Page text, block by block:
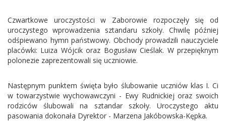
Czwartkowe uroczystości w Zaborowie rozpoczęły się od
uroczystego wprowadzenia sztandaru szkoły. Chwilę później
odśpiewano hymn państwowy. Obchody prowadzili nauczyciele
placówki: Luiza Wójcik oraz Bogusław Cieślak. W przepięknym
polonezie zaprezentowali się uczniowie.
Następnym punktem święta było ślubowanie uczniów klas I. Ci
w towarzystwie wychowawczyni - Ewy Rudnickiej oraz swoich
rodziców ślubowali na sztandar szkoły. Uroczystego aktu
pasowania dokonała Dyrektor - Marzena Jakóbowska-Kępka.